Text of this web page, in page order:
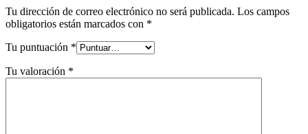
Tu dirección de correo electrónico no será publicada. Los campos
obligatorios están marcados con *
Tu puntuación *
Tu valoración *